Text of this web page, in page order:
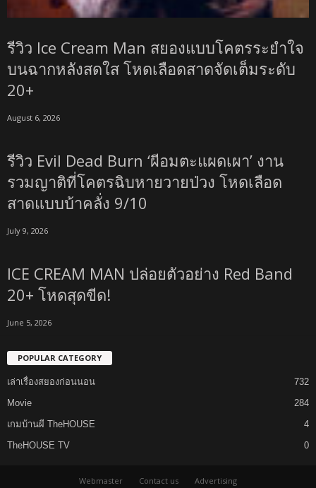
รีวิว Ice Cream Man สยองแบบโคตรระยำใจ
บนฉากหลังสดใส โหดเลือดสาดจัดเต็มระดับ
20+
August 6, 2026
รีวิว Evil Dead Burn ‘ผีอมตะแผดเผา’ งาน
รวมญาติที่โคตรฉิบหายวายป่วง โหดเลือด
สาดแบบบ้าคลั่ง 9/10
July 9, 2026
ICE CREAM MAN ปล่อยตัวอย่าง Red Band
20+ โหดสุดขีด!
June 5, 2026
POPULAR CATEGORY
เล่าเรื่องสยองก่อนนอน
732
Movie
284
เกมบ้านผี TheHOUSE
4
TheHOUSE TV
0
Webmaster Contact us Advertising